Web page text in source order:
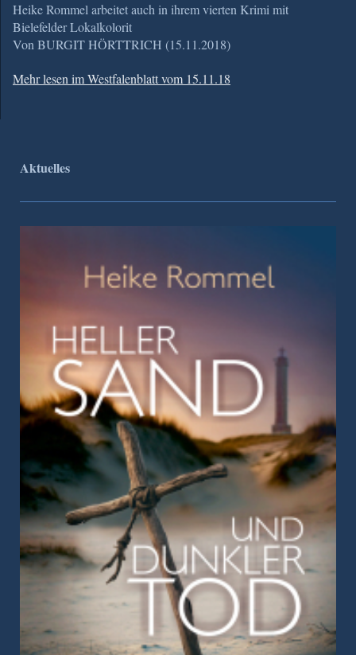
Heike Rommel arbeitet auch in ihrem vierten Krimi mit
Bielefelder Lokalkolorit
Von BURGIT HÖRTTRICH (15.11.2018)
Mehr lesen im Westfalenblatt vom 15.11.18
Aktuelles